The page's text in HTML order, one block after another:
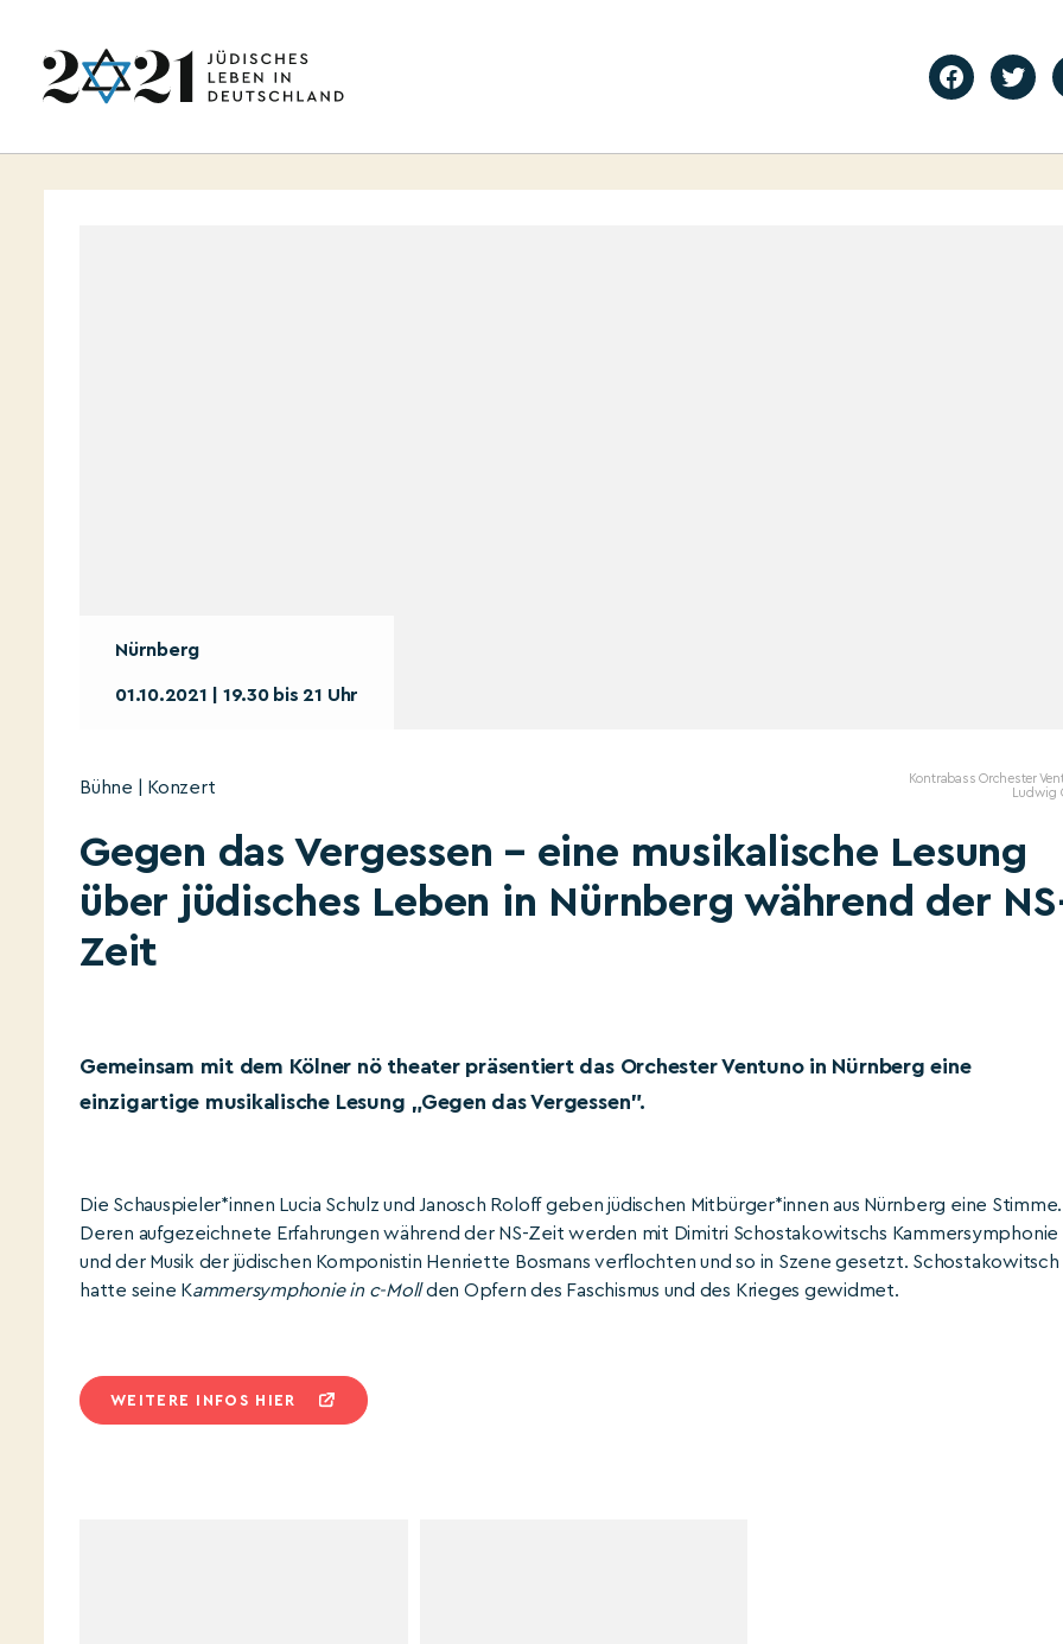
Nürnberg
01.10.2021 | 19.30 bis 21 Uhr
Kontrabass Orchester
Ludwig
Bühne | Konzert
Gegen das Vergessen – eine musikalische Lesung
über jüdisches Leben in Nürnberg während der
Zeit
Gemeinsam mit dem Kölner nö theater präsentiert das Orchester Ventuno in Nürnberg eine
einzigartige musikalische Lesung „Gegen das Vergessen”.
Die Schauspieler*innen Lucia Schulz und Janosch Roloff geben jüdischen Mitbürger*innen aus Nürnberg eine Stimme.
Deren aufgezeichnete Erfahrungen während der NS-Zeit werden mit Dimitri Schostakowitschs Kammersymphonie
und der Musik der jüdischen Komponistin Henriette Bosmans verflochten und so in Szene gesetzt. Schostakowitsch
hatte seine Kammersymphonie in c-Mollden Opfern des Faschismus und des Krieges gewidmet.
WEITERE INFOS HIER